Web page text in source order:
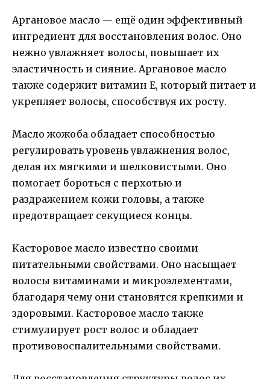
Аргановое масло — ещё один эффективный
ингредиент для восстановления волос. Оно
нежно увлажняет волосы, повышает их
эластичность и сияние. Аргановое масло
также содержит витамин Е, который питает и
укрепляет волосы, способствуя их росту.
Масло жожоба обладает способностью
регулировать уровень увлажнения волос,
делая их мягкими и шелковистыми. Оно
помогает бороться с перхотью и
раздражением кожи головы, а также
предотвращает секущиеся концы.
Касторовое масло известно своими
питательными свойствами. Оно насыщает
волосы витаминами и микроэлементами,
благодаря чему они становятся крепкими и
здоровыми. Касторовое масло также
стимулирует рост волос и обладает
противовоспалительными свойствами.